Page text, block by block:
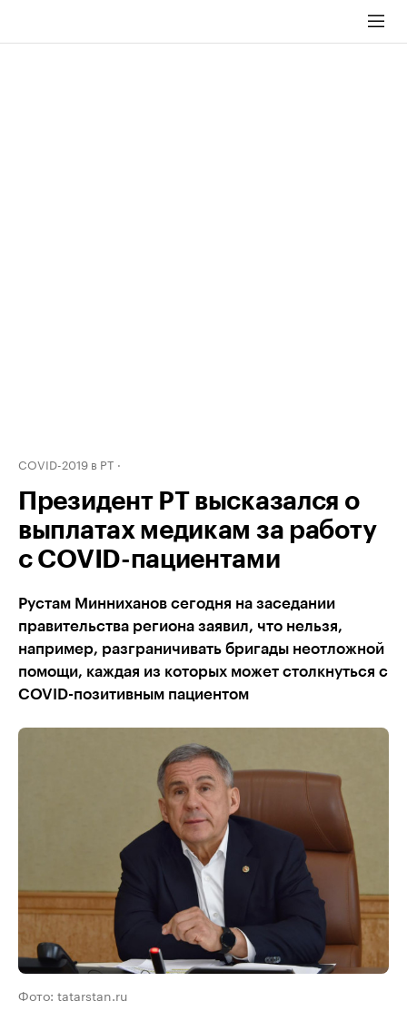
COVID-2019 в РТ
Президент РТ высказался о
выплатах медикам за работу
с COVID-пациентами
Рустам Минниханов сегодня на заседании
правительства региона заявил, что нельзя,
например, разграничивать бригады неотложной
помощи, каждая из которых может столкнуться с
COVID-позитивным пациентом
Фото: tatarstan.ru